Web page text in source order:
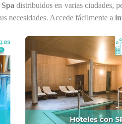
distribuidos en varias ciudades,
necesidades. Accede fácilmente a